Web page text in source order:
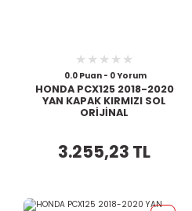
0.0 Puan - 0 Yorum
HONDA PCX125 2018-2020
YAN KAPAK KIRMIZI SOL
ORİJİNAL
3.255,23 TL